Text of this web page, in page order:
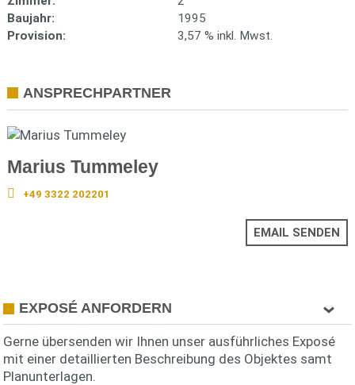
Baujahr:
1995
Provision:
3,57 % inkl. Mwst.
ANSPRECHPARTNER
Marius Tummeley
+49 3322 202201
EMAIL SENDEN
EXPOSÉ ANFORDERN
Gerne übersenden wir Ihnen unser ausführliches Exposé
mit einer detaillierten Beschreibung des Objektes samt
Planunterlagen.